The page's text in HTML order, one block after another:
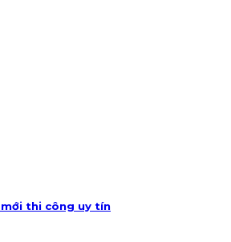
mới thi công uy tín